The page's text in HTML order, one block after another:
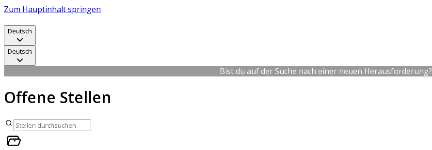
Zum Hauptinhalt springen
Deutsch
Deutsch
Bist du auf der Suche nach einer neuen Herausforderung?
Offene Stellen